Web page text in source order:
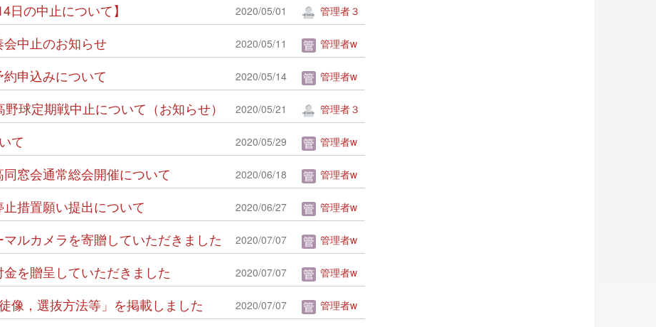
の中止について】 2020/05/01 管理者３
中止のお知らせ 2020/05/11 管理者w
申込みについて 2020/05/14 管理者w
球定期戦中止について（お知らせ） 2020/05/21 管理者３
て 2020/05/29 管理者w
窓会通常総会開催について 2020/06/18 管理者w
措置願い提出について 2020/06/27 管理者w
ルカメラを寄贈していただきました 2020/07/07 管理者w
を贈呈していただきました 2020/07/07 管理者w
像，選抜方法等」を掲載しました 2020/07/07 管理者w